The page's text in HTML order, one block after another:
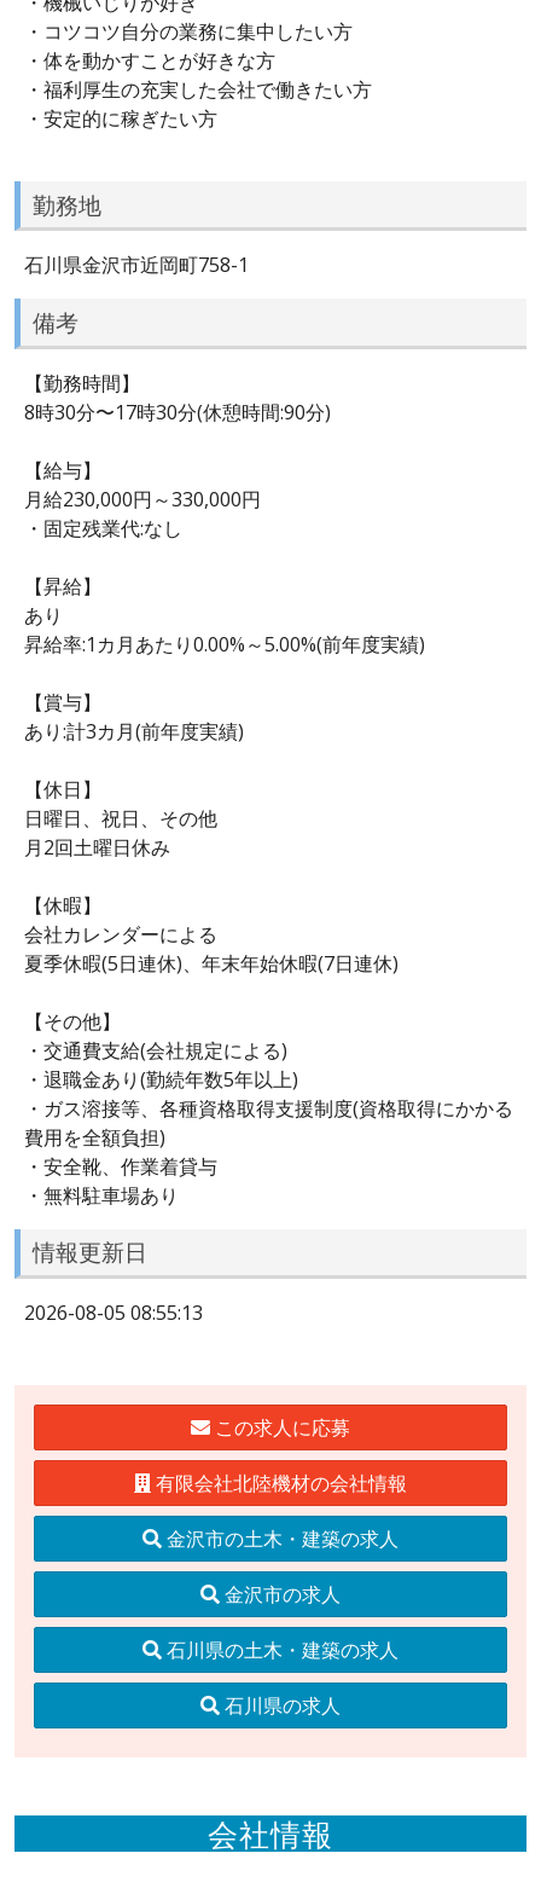
・コツコツ自分の業務に集中したい方
・体を動かすことが好きな方
・福利厚生の充実した会社で働きたい方
・安定的に稼ぎたい方
勤務地
石川県金沢市近岡町758-1
備考
【勤務時間】
8時30分〜17時30分(休憩時間:90分)
【給与】
月給230,000円～330,000円
・固定残業代:なし
【昇給】
あり
昇給率:1カ月あたり0.00%～5.00%(前年度実績)
【賞与】
あり:計3カ月(前年度実績)
【休日】
日曜日、祝日、その他
月2回土曜日休み
【休暇】
会社カレンダーによる
夏季休暇(5日連休)、年末年始休暇(7日連休)
【その他】
・交通費支給(会社規定による)
・退職金あり(勤続年数5年以上)
・ガス溶接等、各種資格取得支援制度(資格取得にかかる
費用を全額負担)
・安全靴、作業着貸与
・無料駐車場あり
情報更新日
2026-08-05 08:55:13
この求人に応募
有限会社北陸機材の会社情報
金沢市の土木・建築の求人
金沢市の求人
石川県の土木・建築の求人
石川県の求人
会社情報